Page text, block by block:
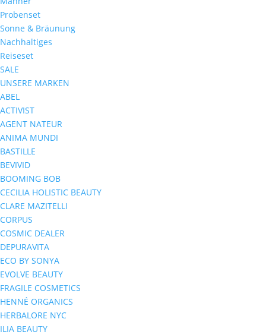
Probenset
Sonne & Bräunung
Nachhaltiges
Reiseset
SALE
UNSERE MARKEN
ABEL
ACTIVIST
AGENT NATEUR
ANIMA MUNDI
BASTILLE
BEVIVID
BOOMING BOB
CECILIA HOLISTIC BEAUTY
CLARE MAZITELLI
CORPUS
COSMIC DEALER
DEPURAVITA
ECO BY SONYA
EVOLVE BEAUTY
FRAGILE COSMETICS
HENNÉ ORGANICS
HERBALORE NYC
ILIA BEAUTY